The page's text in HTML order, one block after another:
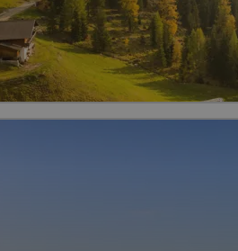
Person
mehr Details